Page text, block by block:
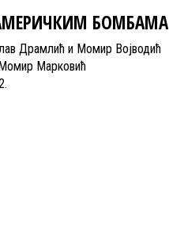
БОМБАМА
Драмлић и Момир Војводић
Марковић